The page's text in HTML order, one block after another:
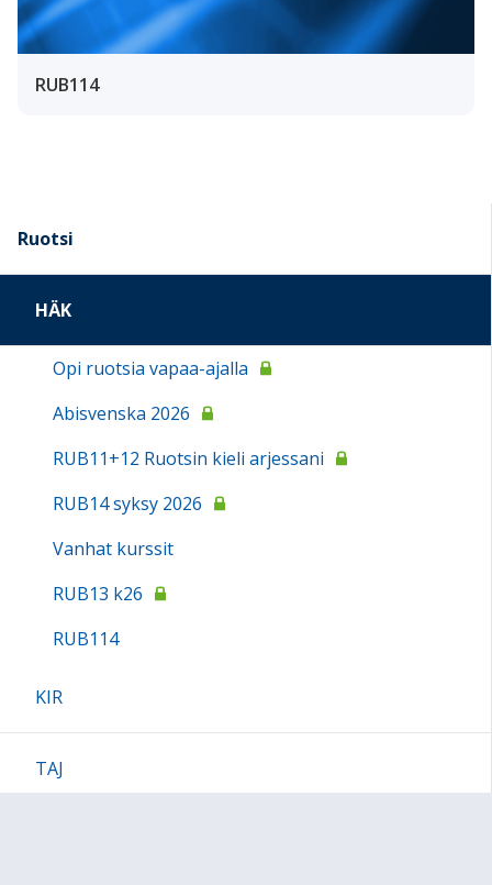
RUB114
Ruotsi
HÄK
Opi ruotsia vapaa-ajalla
Abisvenska 2026
RUB11+12 Ruotsin kieli arjessani
RUB14 syksy 2026
Vanhat kurssit
RUB13 k26
RUB114
KIR
TAJ